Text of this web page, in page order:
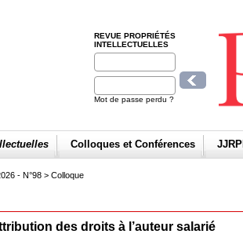
REVUE PROPRIÉTÉS
INTELLECTUELLES
Mot de passe perdu ?
Colloques et Conférences JJRPI
- N°98 > Colloque
des droits à l’auteur salarié